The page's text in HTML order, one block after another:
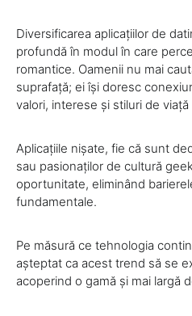
Diversificarea aplicațiilor de
profundă în modul în care
romantice. Oamenii nu mai
suprafață; ei își doresc
valori, interese și stiluri de
Aplicațiile nișate, fie că sunt
sau pasionaților de cultură
oportunitate, eliminând
fundamentale.
Pe măsură ce tehnologia
așteptat ca acest trend să se
acoperind o gamă și mai largă